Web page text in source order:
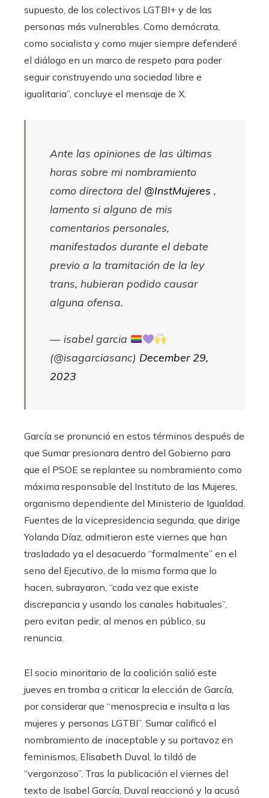
supuesto, de los colectivos LGTBI+ y de las
personas más vulnerables. Como demócrata,
como socialista y como mujer siempre defenderé
el diálogo en un marco de respeto para poder
seguir construyendo una sociedad libre e
igualitaria”, concluye el mensaje de X.
Ante las opiniones de las últimas
horas sobre mi nombramiento
como directora del @InstMujeres ,
lamento si alguno de mis
comentarios personales,
manifestados durante el debate
previo a la tramitación de la ley
trans, hubieran podido causar
alguna ofensa.
— isabel garcia
(@isagarciasanc) December 29,
2023
García se pronunció en estos términos después de
que Sumar presionara dentro del Gobierno para
que el PSOE se replantee su nombramiento como
máxima responsable del Instituto de las Mujeres,
organismo dependiente del Ministerio de Igualdad.
Fuentes de la vicepresidencia segunda, que dirige
Yolanda Díaz, admitieron este viernes que han
trasladado ya el desacuerdo “formalmente” en el
seno del Ejecutivo, de la misma forma que lo
hacen, subrayaron, “cada vez que existe
discrepancia y usando los canales habituales”,
pero evitan pedir, al menos en público, su
renuncia.
El socio minoritario de la coalición salió este
jueves en tromba a criticar la elección de García,
por considerar que “menosprecia e insulta a las
mujeres y personas LGTBI”. Sumar calificó el
nombramiento de inaceptable y su portavoz en
feminismos, Elisabeth Duval, lo tildó de
“vergonzoso”. Tras la publicación el viernes del
texto de Isabel García, Duval reaccionó y la acusó